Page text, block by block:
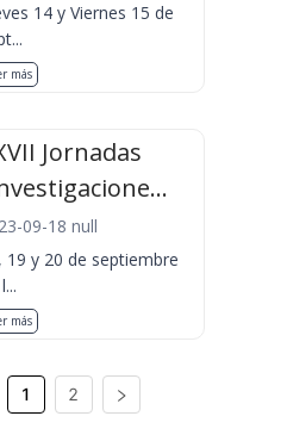
14 y Viernes 15 de
más
Jornadas
09-18 null
19 y 20 de septiembre
más
1 2